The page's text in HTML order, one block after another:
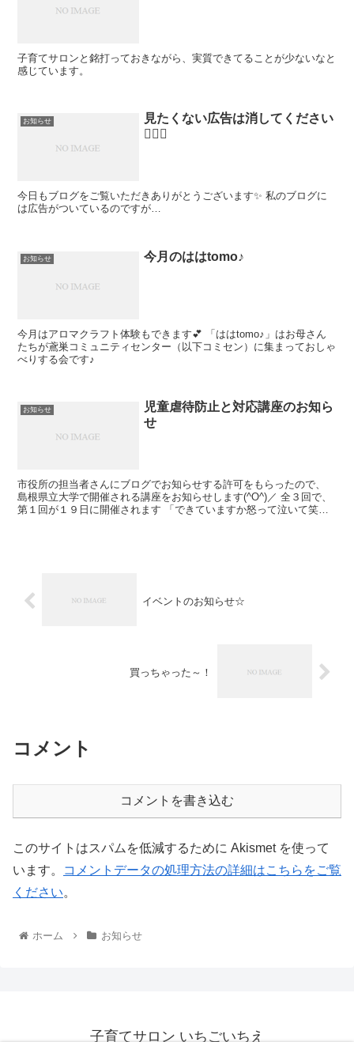
子育てサロンと銘打っておきながら、実質できてることが少ないなと
感じています。
お知らせ
見たくない広告は消してください
🙇🏻‍♀️
今日もブログをご覧いただきありがとうございます✨ 私のブログに
は広告がついているのですが…
お知らせ 今月のははtomo♪
今月はアロマクラフト体験もできます💕 「ははtomo♪」はお母さん
たちが鳶巣コミュニティセンター（以下コミセン）に集まっておしゃ
べりする会です♪
お知らせ
児童虐待防止と対応講座のお知ら
せ
市役所の担当者さんにブログでお知らせする許可をもらったので、
島根県立大学で開催される講座をお知らせします(^O^)／ 全３回で、
第１回が１９日に開催されます 「できていますか怒って泣いて笑え
イベントのお知らせ☆
買っちゃった～！
コメント
コメントを書き込む
このサイトはスパムを低減するために Akismet を使って
います。
コメントデータの処理方法の詳細はこちらをご覧
ください。
ホーム お知らせ
子育てサロン いちごいちえ